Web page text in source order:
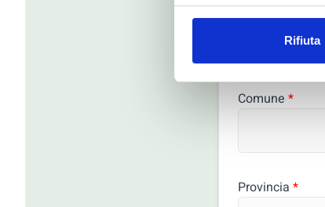
Rifiuta
Indirizzo*
Comune *
Provincia *